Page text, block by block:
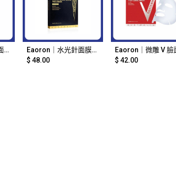
Eaoron｜水光針白面膜｜5片裝｜16044
Add to Cart
Eaoron｜水光針面膜｜5片裝｜2689
$48.00
Add to Cart
$ 42.00